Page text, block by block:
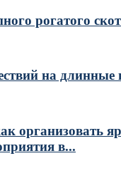
рогатого
на длинные
организовать
в...